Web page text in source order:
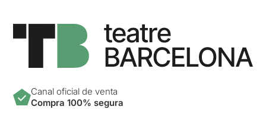
Canal oficial de venta
Compra 100% segura